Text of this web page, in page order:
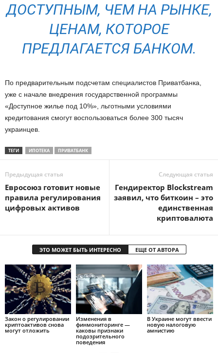
ДОСТУПНЫМ, ЧЕМ НА РЫНКЕ,
ЦЕНАМ, КОТОРОЕ
ПРЕДЛАГАЕТСЯ БАНКОМ.
По предварительным подсчетам специалистов Приватбанка,
уже с начале внедрения государственной программы
«Доступное жилье под 10%», льготными условиями
кредитования смогут воспользоваться более 300 тысяч
украинцев.
ТЕГИ ИПОТЕКА ПРИВАТБАНК
Предыдущая статья
Евросоюз готовит новые
правила регулирования
цифровых активов
Следующая статья
Гендиректор Blockstream
заявил, что биткоин – это
единственная
криптовалюта
ЭТО МОЖЕТ БЫТЬ ИНТЕРЕСНО ЕЩЕ ОТ АВТОРА
Закон о регулировании
криптоактивов снова
могут отложить
Изменения в
финмониторинге —
каковы признаки
подозрительного
поведения
В Украине могут ввести
новую налоговую
амнистию